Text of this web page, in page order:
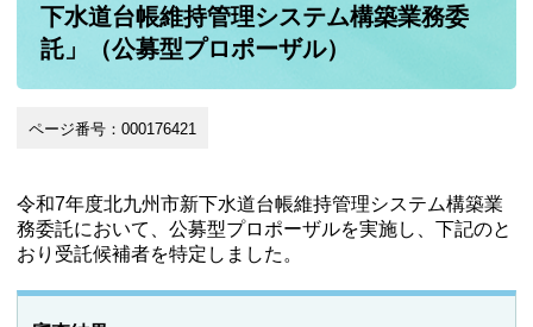
下水道台帳維持管理システム構築業務委
託」（公募型プロポーザル）
ページ番号：000176421
令和7年度北九州市新下水道台帳維持管理システム構築業
務委託において、公募型プロポーザルを実施し、下記のと
おり受託候補者を特定しました。